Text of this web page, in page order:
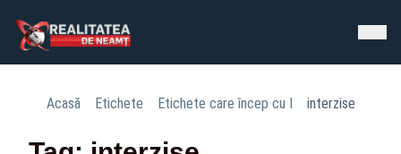
Acasă Etichete Etichete care încep cu I interzise